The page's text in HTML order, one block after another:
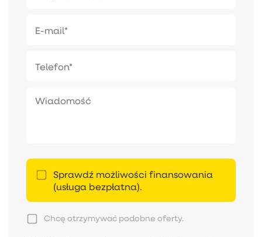
Sprawdź możliwości finansowania
(usługa bezpłatna).
Chcę otrzymywać podobne oferty.